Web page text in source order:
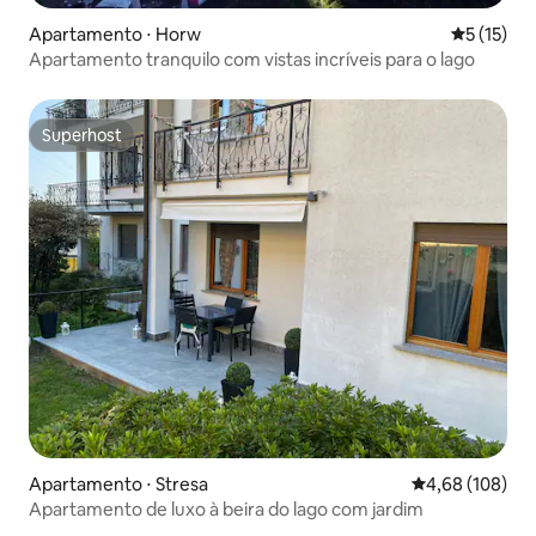
Apartamento ⋅ Horw 5 de uma
5 (15)
Apartamento tranquilo com vistas incríveis para o lago
Superhost
Superhost
Apartamento ⋅ Stresa 4,68 de uma
4,68 (108)
Apartamento de luxo à beira do lago com jardim